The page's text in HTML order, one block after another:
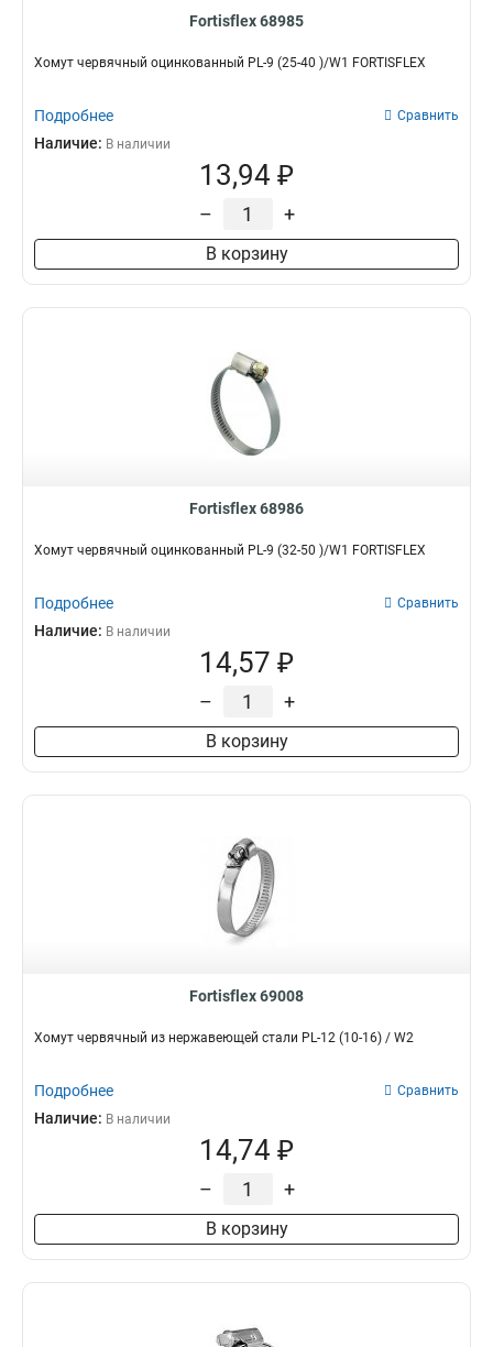
Fortisflex 68985
Хомут червячный оцинкованный PL-9 (25-40 )/W1 FORTISFLEX
Подробнее Сравнить
Наличие: В наличии
13,94 ₽
– +
В корзину
Fortisflex 68986
Хомут червячный оцинкованный PL-9 (32-50 )/W1 FORTISFLEX
Подробнее Сравнить
Наличие: В наличии
14,57 ₽
– +
В корзину
Fortisflex 69008
Хомут червячный из нержавеющей стали PL-12 (10-16) / W2
Подробнее Сравнить
Наличие: В наличии
14,74 ₽
– +
В корзину